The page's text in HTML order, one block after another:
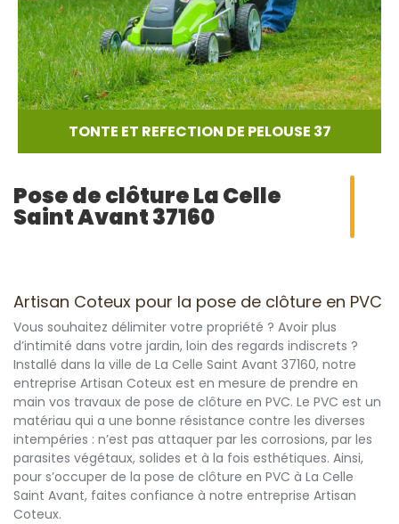
TONTE ET REFECTION DE PELOUSE 37
Pose de clôture La Celle
Saint Avant 37160
Artisan Coteux pour la pose de clôture en PVC
Vous souhaitez délimiter votre propriété ? Avoir plus
d’intimité dans votre jardin, loin des regards indiscrets ?
Installé dans la ville de La Celle Saint Avant 37160, notre
entreprise Artisan Coteux est en mesure de prendre en
main vos travaux de pose de clôture en PVC. Le PVC est un
matériau qui a une bonne résistance contre les diverses
intempéries : n’est pas attaquer par les corrosions, par les
parasites végétaux, solides et à la fois esthétiques. Ainsi,
pour s’occuper de la pose de clôture en PVC à La Celle
Saint Avant, faites confiance à notre entreprise Artisan
Coteux.